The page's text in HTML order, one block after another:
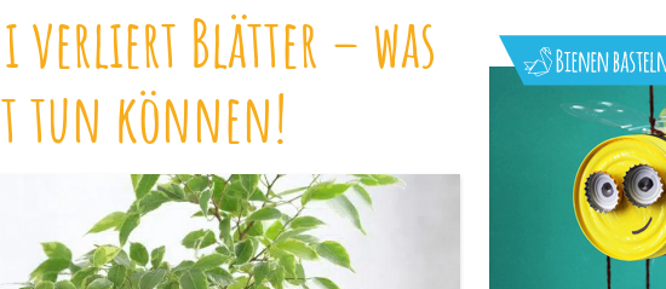
verliert Blätter – was
tun können!